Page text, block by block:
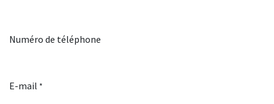
Numéro de téléphone
E-mail *